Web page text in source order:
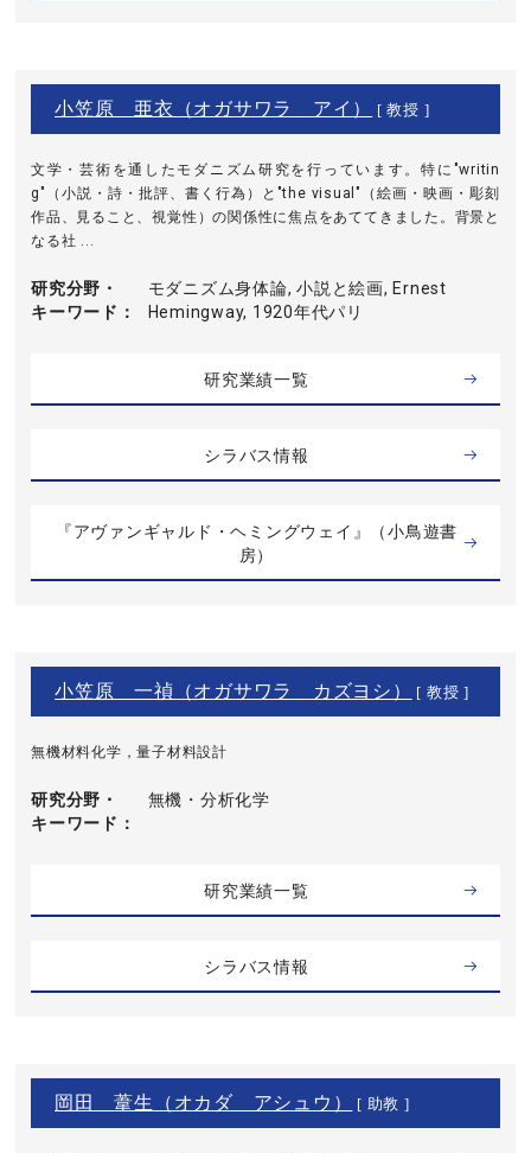
小笠原 亜衣（オガサワラ アイ） [ 教授 ]
文学・芸術を通したモダニズム研究を行っています。特に"writin
g"（小説・詩・批評、書く行為）と"the visual"（絵画・映画・彫刻
作品、見ること、視覚性）の関係性に焦点をあててきました。背景と
なる社 ...
研究分野・
キーワード
モダニズム身体論, 小説と絵画, Ernest
Hemingway, 1920年代パリ
研究業績一覧
シラバス情報
『アヴァンギャルド・ヘミングウェイ』（小鳥遊書
房）
小笠原 一禎（オガサワラ カズヨシ） [ 教授 ]
無機材料化学，量子材料設計
研究分野・
キーワード
無機・分析化学
研究業績一覧
シラバス情報
岡田 葦生（オカダ アシュウ） [ 助教 ]